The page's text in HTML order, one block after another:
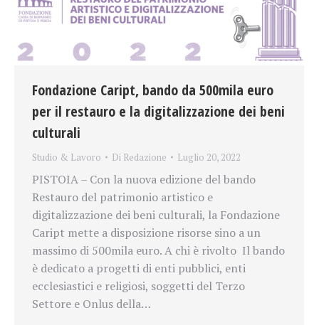
Fondazione Caript, bando da 500mila euro
per il restauro e la digitalizzazione dei beni
culturali
Studio & Lavoro Di Redazione Luglio 20, 2022
PISTOIA – Con la nuova edizione del bando
Restauro del patrimonio artistico e
digitalizzazione dei beni culturali, la Fondazione
Caript mette a disposizione risorse sino a un
massimo di 500mila euro. A chi è rivolto Il bando
è dedicato a progetti di enti pubblici, enti
ecclesiastici e religiosi, soggetti del Terzo
Settore e Onlus della…